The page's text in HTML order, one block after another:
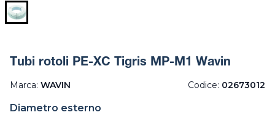
Tubi rotoli PE-XC Tigris MP-M1 Wavin
Marca: WAVIN Codice: 02673012
Diametro esterno